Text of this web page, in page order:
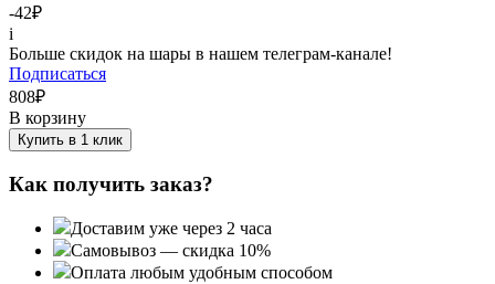
-42₽
i
Больше скидок на шары в нашем телеграм-канале!
Подписаться
808₽
В корзину
Купить в 1 клик
Как получить заказ?
Доставим уже через 2 часа
Самовывоз — скидка 10%
Оплата любым удобным способом